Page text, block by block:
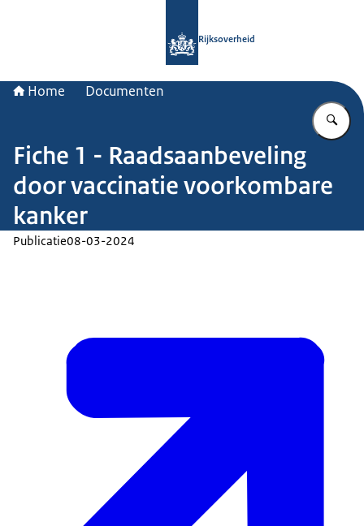
Rijksoverheid
Home Documenten
Fiche 1 - Raadsaanbeveling
door vaccinatie voorkombare
kanker
Publicatie08-03-2024